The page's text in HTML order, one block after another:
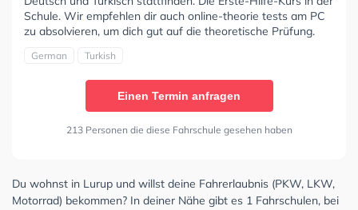
Schule. Wir empfehlen dir auch online-theorie tests am PC
zu absolvieren, um dich gut auf die theoretische Prüfung.
German Turkish
Einen Termin anfragen
213 Personen die diese Fahrschule gesehen haben
Du wohnst in Lurup und willst deine Fahrerlaubnis (PKW, LKW,
Motorrad) bekommen? In deiner Nähe gibt es 1 Fahrschulen, bei